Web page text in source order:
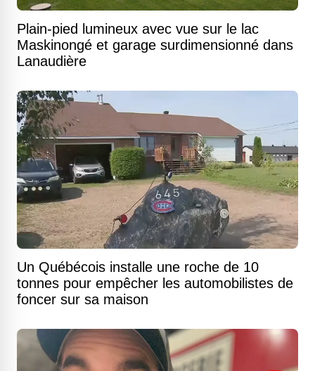
Plain-pied lumineux avec vue sur le lac
Maskinongé et garage surdimensionné dans
Lanaudière
Un Québécois installe une roche de 10
tonnes pour empêcher les automobilistes de
foncer sur sa maison